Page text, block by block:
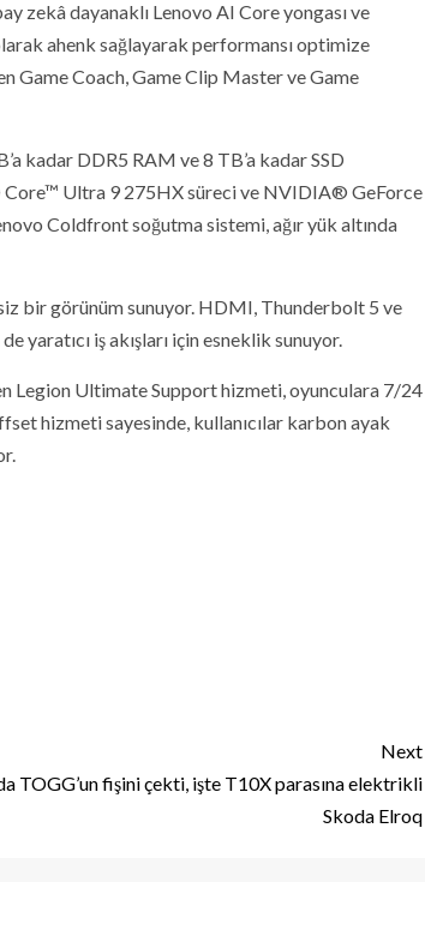
zekâ dayanaklı Lenovo AI Core yongası ve
ahenk sağlayarak performansı optimize
Game Coach, Game Clip Master ve Game
kadar DDR5 RAM ve 8 TB’a kadar SSD
Core™ Ultra 9 275HX süreci ve NVIDIA® GeForce
Coldfront soğutma sistemi, ağır yük altında
bir görünüm sunuyor. HDMI, Thunderbolt 5 ve
yaratıcı iş akışları için esneklik sunuyor.
Legion Ultimate Support hizmeti, oyunculara 7/24
hizmeti sayesinde, kullanıcılar karbon ayak
Next
TOGG’un fişini çekti, işte T10X parasına elektrikli
Skoda Elroq